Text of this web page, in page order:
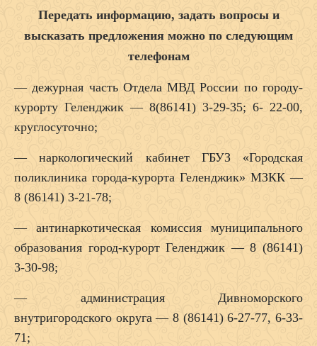
Передать информацию, задать вопросы и
высказать предложения можно по следующим
телефонам
— дежурная часть Отдела МВД России по городу-
курорту Геленджик — 8(86141) 3-29-35; 6- 22-00,
круглосуточно;
— наркологический кабинет ГБУЗ «Городская
поликлиника города-курорта Геленджик» МЗКК —
8 (86141) 3-21-78;
— антинаркотическая комиссия муниципального
образования город-курорт Геленджик — 8 (86141)
3-30-98;
— администрация Дивноморского
внутригородского округа — 8 (86141) 6-27-77, 6-33-
71;